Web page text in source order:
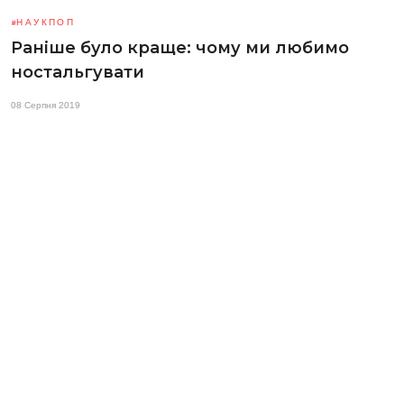
НАУКПОП
Раніше було краще: чому ми любимо
ностальгувати
08 Серпня 2019